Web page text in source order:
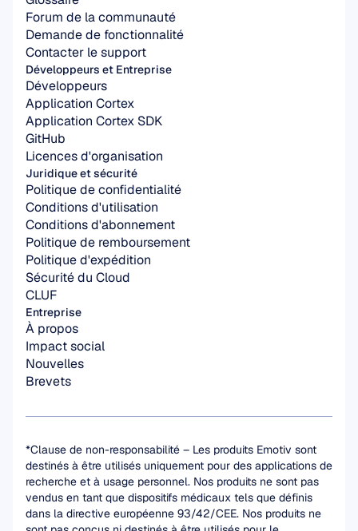
Forum de la communauté
Demande de fonctionnalité
Contacter le support
Développeurs et Entreprise
Développeurs
Application Cortex
Application Cortex SDK
GitHub
Licences d'organisation
Entreprise
À propos
Impact social
Nouvelles
Brevets
Juridique et sécurité
Politique de confidentialité
Conditions d'utilisation
Conditions d'abonnement
Politique de remboursement
Politique d'expédition
Sécurité du Cloud
CLUF
*Clause de non-responsabilité – Les produits Emotiv sont
destinés à être utilisés uniquement pour des applications de
recherche et à usage personnel. Nos produits ne sont pas
vendus en tant que dispositifs médicaux tels que définis
dans la directive européenne 93/42/CEE. Nos produits ne